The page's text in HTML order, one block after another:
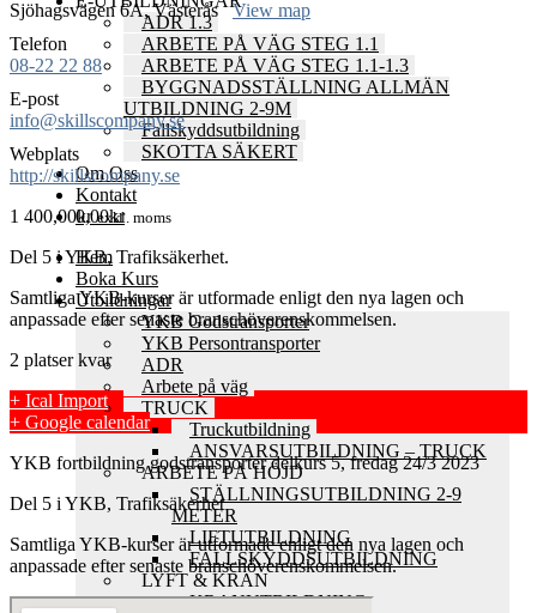
ADR 1.3
ARBETE PÅ VÄG STEG 1.1
ARBETE PÅ VÄG STEG 1.1-1.3
BYGGNADSSTÄLLNING ALLMÄN
UTBILDNING 2-9M
Fallskyddsutbildning
SKOTTA SÄKERT
Om Oss
Kontakt
0,00kr
Hem
Boka Kurs
Utbildningar
YKB Godstransporter
YKB Persontransporter
ADR
Arbete på väg
TRUCK
Truckutbildning
ANSVARSUTBILDNING – TRUCK
ARBETE PÅ HÖJD
STÄLLNINGSUTBILDNING 2-9
METER
LIFTUTBILDNING
FALLSKYDDSUTBILDNING
LYFT & KRAN
KRANUTBILDNING
Sjöhagsvägen 6A, VästeråsView map
Telefon
08-22 22 88
E-post
info@skillscompany.se
Webplats
http://skillscompany.se
1 400,00kr exkl. moms
Del 5 i YKB, Trafiksäkerhet.
Samtliga YKB-kurser är utformade enligt den nya lagen och
anpassade efter senaste branschöverenskommelsen.
2 platser kvar
+ Ical Import
+ Google calendar
YKB fortbildning godstransporter delkurs 5, fredag 24/3 2023
Del 5 i YKB, Trafiksäkerhet
Samtliga YKB-kurser är utformade enligt den nya lagen och
anpassade efter senaste branschöverenskommelsen.